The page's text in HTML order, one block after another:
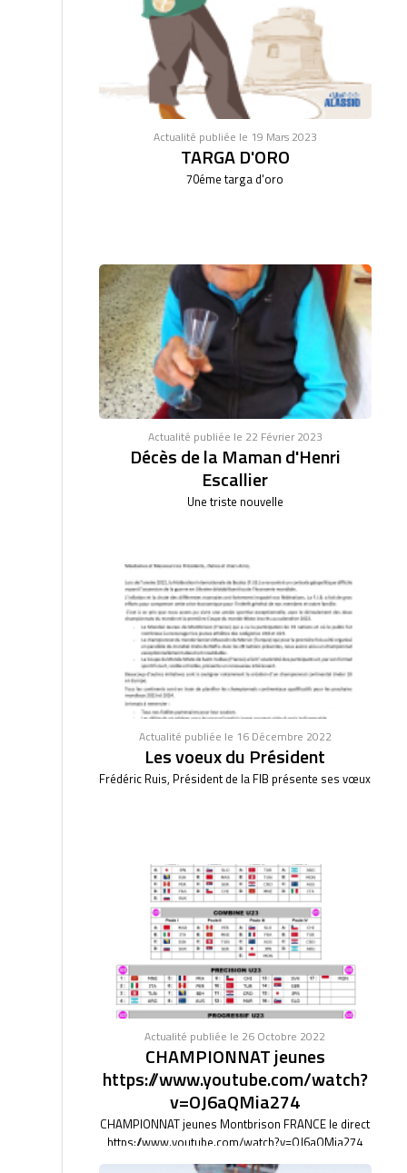
Actualité publiée le 19 Mars 2023
TARGA D'ORO
70éme targa d'oro
Actualité publiée le 22 Février 2023
Décès de la Maman d'Henri
Escallier
Une triste nouvelle
Actualité publiée le 16 Décembre 2022
Les voeux du Président
Frédéric Ruis, Président de la FIB présente ses vœux
Actualité publiée le 26 Octobre 2022
CHAMPIONNAT jeunes
https://www.youtube.com/watch?
v=OJ6aQMia274
CHAMPIONNAT jeunes Montbrison FRANCE le direct
https://www.youtube.com/watch?v=OJ6aQMia274